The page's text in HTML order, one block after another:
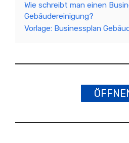
Wie schreibt man einen
Gebäudereinigung?
Vorlage: Businessplan